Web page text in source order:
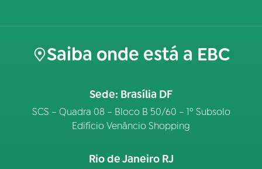
Saiba onde está a EBC
Sede: Brasília DF
SCS – Quadra 08 – Bloco B 50/60 – 1º Subsolo
Edifício Venâncio Shopping
Rio de Janeiro RJ